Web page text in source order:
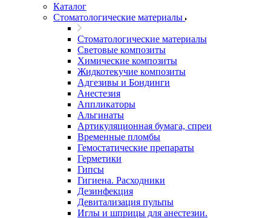
Каталог
Стоматологические материалы
Стоматологические материалы
Световые композиты
Химические композиты
Жидкотекучие композиты
Адгезивы и Бондинги
Анестезия
Аппликаторы
Альгинаты
Артикуляционная бумага, спреи
Временные пломбы
Гемостатические препараты
Герметики
Гипсы
Гигиена. Расходники
Дезинфекция
Девитализация пульпы
Иглы и шприцы для анестезии.